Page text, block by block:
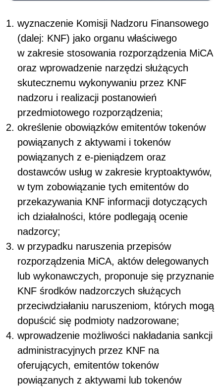
wyznaczenie Komisji Nadzoru Finansowego
(dalej: KNF) jako organu właściwego
w zakresie stosowania rozporządzenia MiCA
oraz wprowadzenie narzędzi służących
skutecznemu wykonywaniu przez KNF
nadzoru i realizacji postanowień
przedmiotowego rozporządzenia;
określenie obowiązków emitentów tokenów
powiązanych z aktywami i tokenów
powiązanych z e-pieniądzem oraz
dostawców usług w zakresie kryptoaktywów,
w tym zobowiązanie tych emitentów do
przekazywania KNF informacji dotyczących
ich działalności, które podlegają ocenie
nadzorcy;
w przypadku naruszenia przepisów
rozporządzenia MiCA, aktów delegowanych
lub wykonawczych, proponuje się przyznanie
KNF środków nadzorczych służących
przeciwdziałaniu naruszeniom, których mogą
dopuścić się podmioty nadzorowane;
wprowadzenie możliwości nakładania sankcji
administracyjnych przez KNF na
oferujących, emitentów tokenów
powiązanych z aktywami lub tokenów